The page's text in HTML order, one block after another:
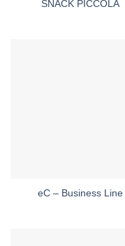
SNACK PICCOLA
eC – Business Line